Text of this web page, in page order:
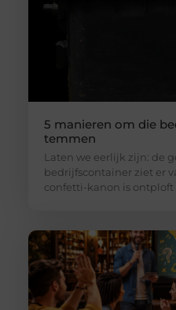
5 manieren om die
temmen
Laten we eerlijk zijn: de
bedrijfscontainer ziet er
confetti-kanon is ontploft